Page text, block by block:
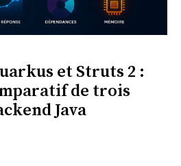
et Struts 2 :
de trois
Java